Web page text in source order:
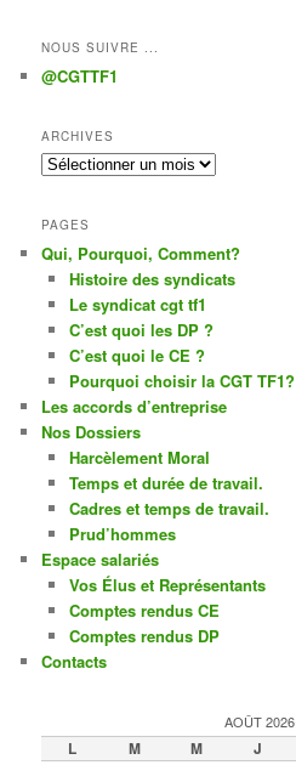
NOUS SUIVRE ...
@CGTTF1
ARCHIVES
Archives
PAGES
Qui, Pourquoi, Comment?
Histoire des syndicats
Le syndicat cgt tf1
C’est quoi les DP ?
C’est quoi le CE ?
Pourquoi choisir la CGT TF1?
Les accords d’entreprise
Nos Dossiers
Harcèlement Moral
Temps et durée de travail.
Cadres et temps de travail.
Prud’hommes
Espace salariés
Vos Élus et Représentants
Comptes rendus CE
Comptes rendus DP
Contacts
AOÛT 2026
L M M J